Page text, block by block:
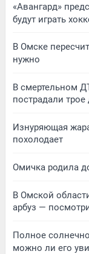
«Авангард»
будут играть
В Омске
нужно
В смертельном
пострадали трое
Изнуряющая
похолодает
Омичка родила
В Омской
арбуз —
Полное
можно ли его